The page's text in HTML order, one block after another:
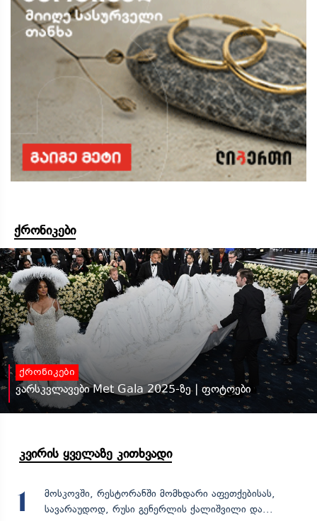
ქრონიკები
ქრონიკები
ვარსკვლავები Met Gala 2025-ზე | ფოტოები
კვირის ყველაზე კითხვადი
1
მოსკოვში, რესტორანში მომხდარი აფეთქებისას,
სავარაუდოდ, რუსი გენერლის ქალიშვილი და...